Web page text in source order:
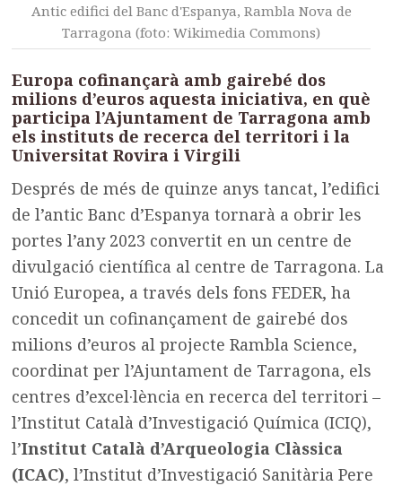
Antic edifici del Banc d'Espanya, Rambla Nova de
Tarragona (foto: Wikimedia Commons)
Europa cofinançarà amb gairebé dos
milions d’euros aquesta iniciativa, en què
participa l’Ajuntament de Tarragona amb
els instituts de recerca del territori i la
Universitat Rovira i Virgili
Després de més de quinze anys tancat, l’edifici
de l’antic Banc d’Espanya tornarà a obrir les
portes l’any 2023 convertit en un centre de
divulgació científica al centre de Tarragona. La
Unió Europea, a través dels fons FEDER, ha
concedit un cofinançament de gairebé dos
milions d’euros al projecte Rambla Science,
coordinat per l’Ajuntament de Tarragona, els
centres d’excel·lència en recerca del territori –
l’Institut Català d’Investigació Química (ICIQ),
l’Institut Català d’Arqueologia Clàssica
(ICAC), l’Institut d’Investigació Sanitària Pere